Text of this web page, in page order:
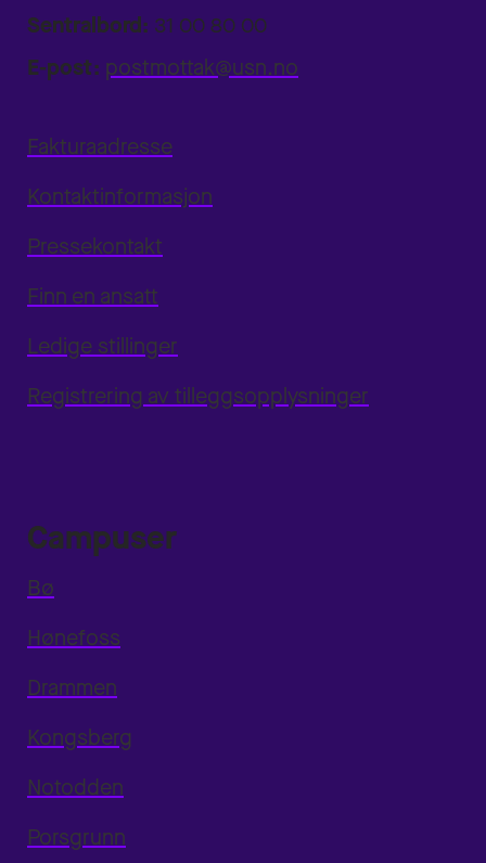
Sentralbord: 31 00 80 00
E-post: postmottak@usn.no
Fakturaadresse
Kontaktinformasjon
Pressekontakt
Finn en ansatt
Ledige stillinger
Registrering av tilleggsopplysninger
Campuser
Bø
Hønefoss
Drammen
Kongsberg
Notodden
Porsgrunn